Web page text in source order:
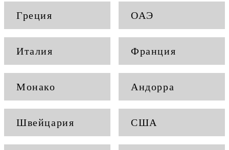
Греция ОАЭ
Италия Франция
Монако Андорра
Швейцария США